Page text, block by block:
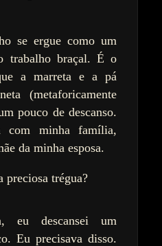
se ergue como um
trabalho braçal. É o
a marreta e a pá
(metaforicamente
pouco de descanso.
com minha família,
da minha esposa.
preciosa trégua?
eu descansei um
Eu precisava disso.